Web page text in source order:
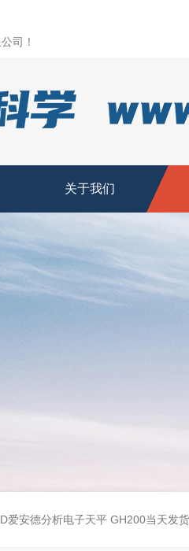
司！
关于我们
爱安德分析电子天平 GH200当天发